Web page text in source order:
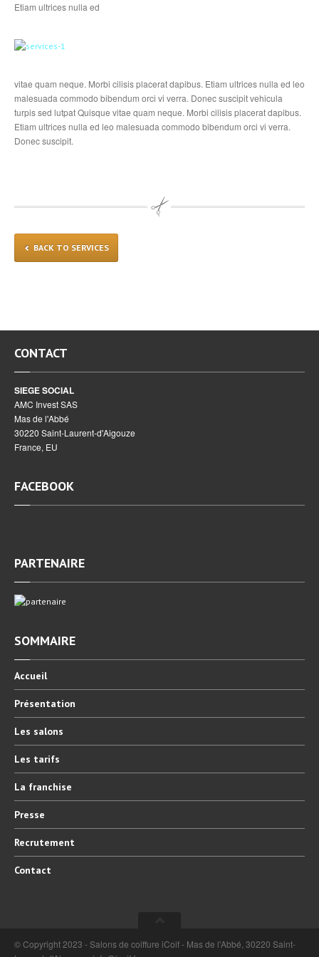
Etiam ultrices nulla ed
vitae quam neque. Morbi cilisis placerat dapibus. Etiam ultrices nulla ed leo
malesuada commodo bibendum orci vi verra. Donec suscipit vehicula
turpis sed lutpat Quisque vitae quam neque. Morbi cilisis placerat dapibus.
Etiam ultrices nulla ed leo malesuada commodo bibendum orci vi verra.
Donec suscipit.
BACK TO SERVICES
CONTACT
SIEGE SOCIAL
AMC Invest SAS
Mas de l'Abbé
30220 Saint-Laurent-d'Aigouze
France, EU
FACEBOOK
PARTENAIRE
SOMMAIRE
Accueil
Présentation
Les salons
Les tarifs
La franchise
Presse
Recrutement
Contact
© Copyright 2023 - Salons de coiffure iCoif - Mas de l'Abbé, 30220 Saint-